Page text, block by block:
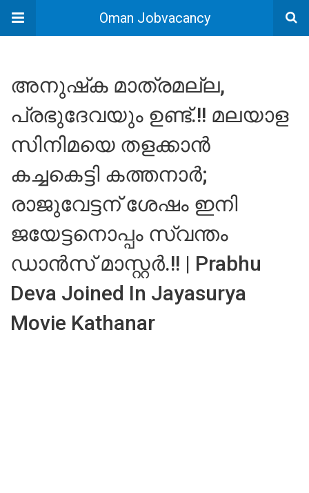
Oman Jobvacancy
അനുഷ്‌ക മാത്രമല്ല,
പ്രഭുദേവയും ഉണ്ട്.!! മലയാള
സിനിമയെ തളക്കാൻ
കച്ചകെട്ടി കത്തനാർ;
രാജുവേട്ടന് ശേഷം ഇനി
ജയേട്ടനൊപ്പം സ്വന്തം
ഡാൻസ് മാസ്റ്റർ.!! | Prabhu
Deva Joined In Jayasurya
Movie Kathanar